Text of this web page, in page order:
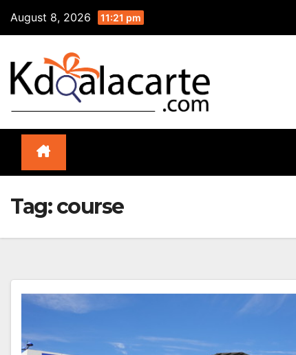
August 8, 2026 11:21 pm
Tag:course